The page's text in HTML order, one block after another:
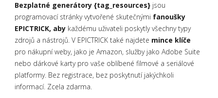
Bezplatné generátory {tag_resources} jsou
programovací stránky vytvořené skutečnými fanoušky
EPICTRICK, aby každému uživateli poskytly všechny typy
zdrojů a nástrojů. V EPICTRICK také najdete mince klíče
pro nákupní weby, jako je Amazon, služby jako Adobe Suite
nebo dárkové karty pro vaše oblíbené filmové a seriálové
platformy. Bez registrace, bez poskytnutí jakýchkoli
informací. Zcela zdarma.